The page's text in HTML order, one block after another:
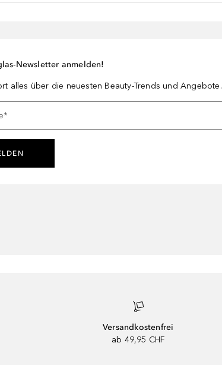
Newsletter anmelden!
alles über die neuesten Beauty-Trends und Angebote.
*
Versandkostenfrei
ab 49,95 CHF